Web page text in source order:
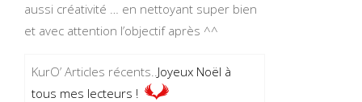
aussi créativité … en nettoyant super bien
et avec attention l’objectif après ^^
KurO’ Articles récents..Joyeux Noël à
tous mes lecteurs !